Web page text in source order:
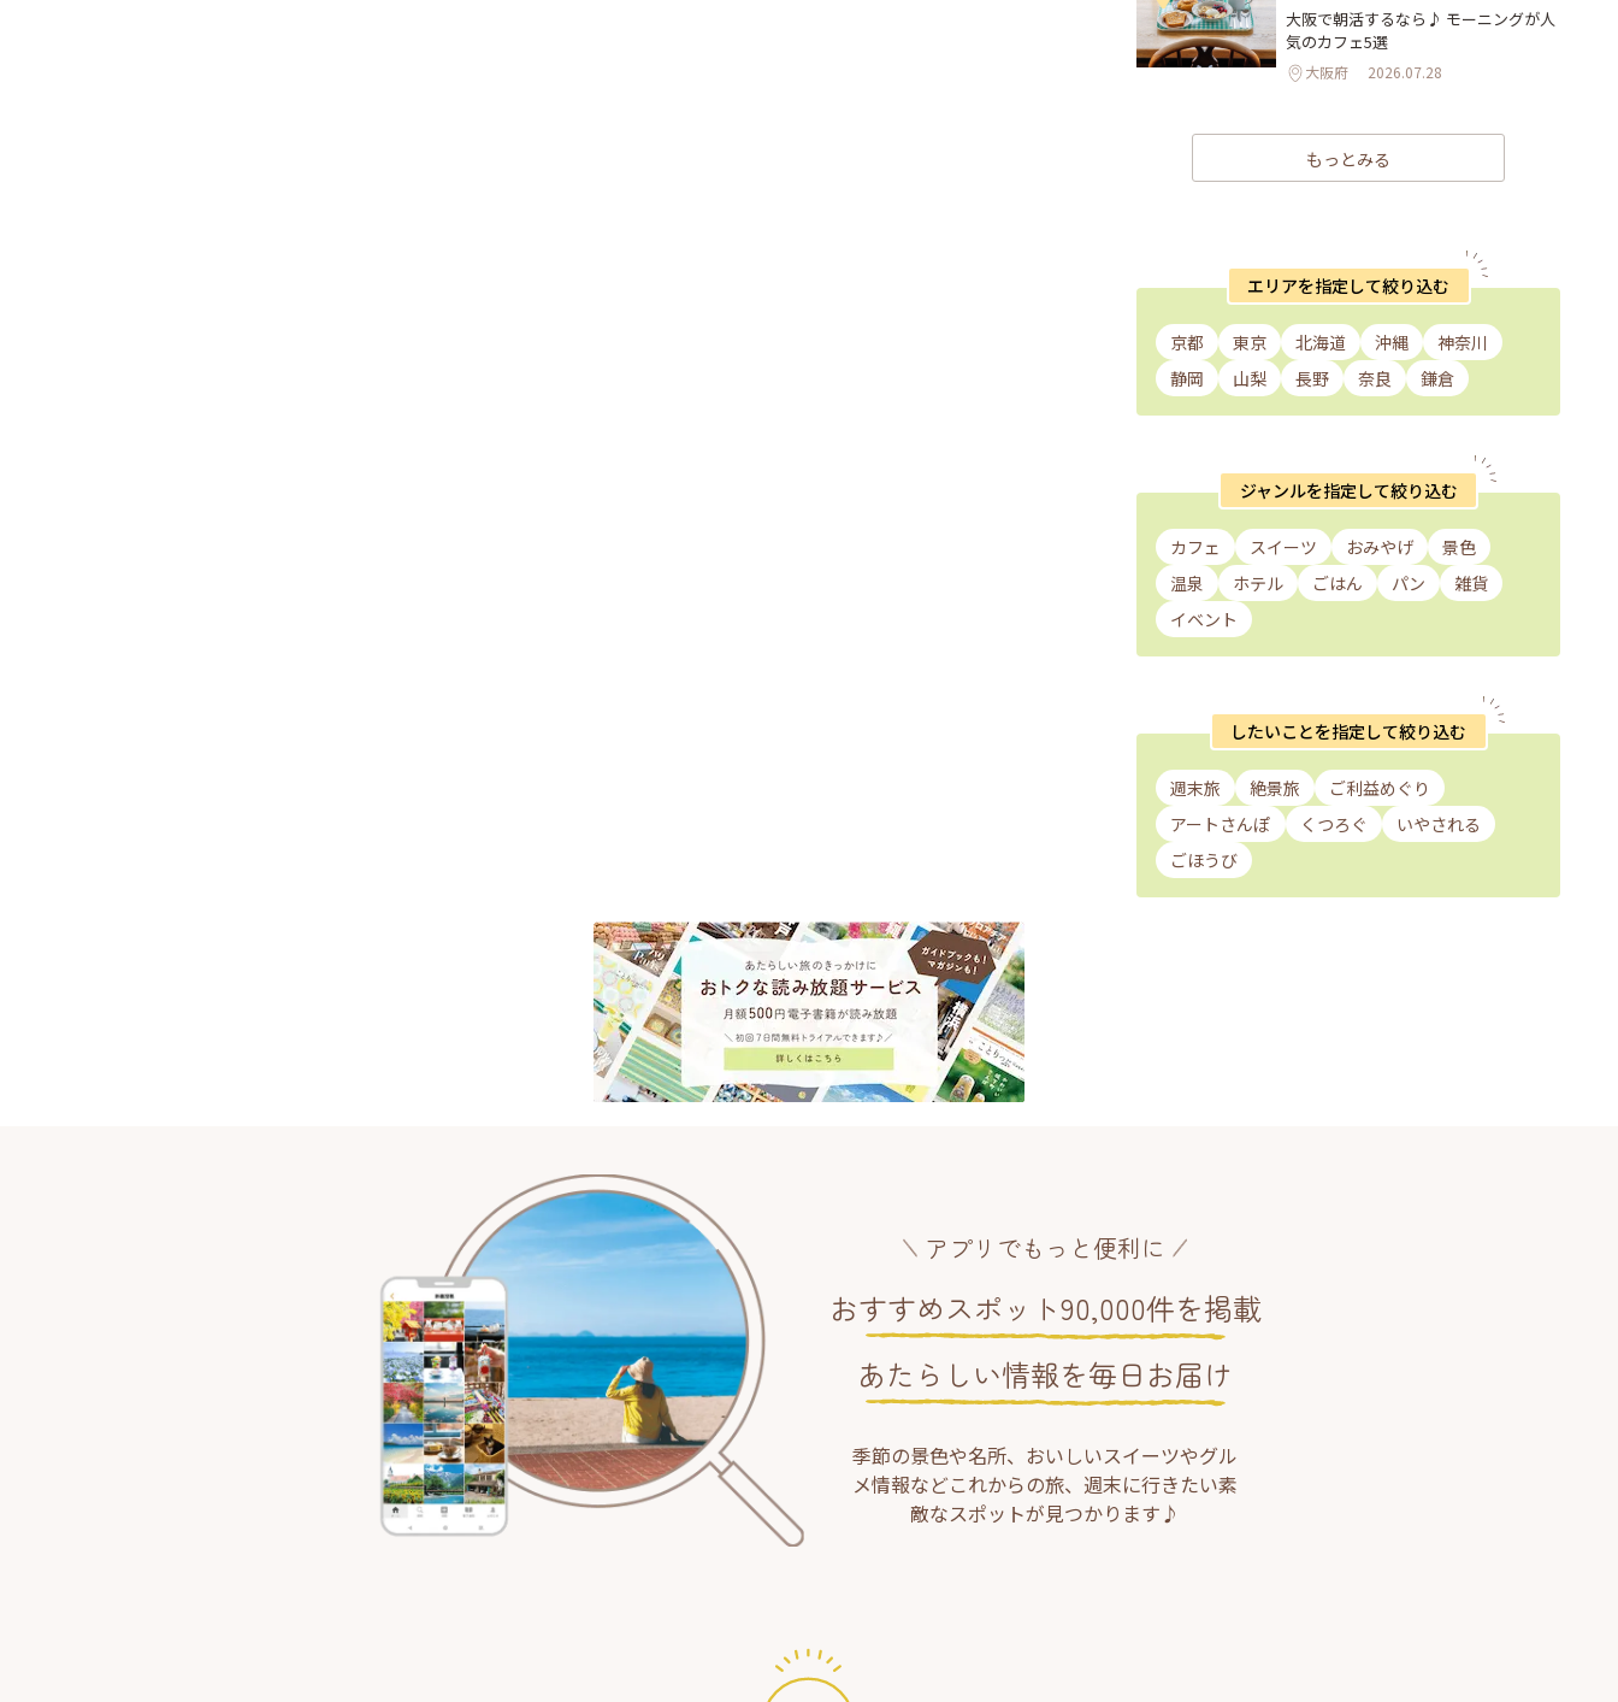
大阪で朝活するなら♪ モーニングが人
気のカフェ5選
大阪府 2026.07.28
もっとみる
エリアを指定して絞り込む
京都 東京 北海道 沖縄
神奈川
静岡
山梨 長野 奈良 鎌倉
ジャンルを指定して絞り込む
カフェ スイーツ おみやげ
景色
温泉
ホテル ごはん パン
雑貨
イベント
したいことを指定して絞り込む
週末旅 絶景旅
ご利益めぐり
アートさんぽ
くつろぐ
いやされる
ごほうび
アプリでもっと便利に
おすすめスポット90,000件を掲載
あたらしい情報を毎日お届け
季節の景色や名所、おいしいスイーツやグル
メ情報などこれからの旅、週末に行きたい素
敵なスポットが見つかります♪